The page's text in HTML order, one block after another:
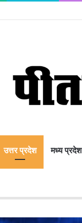
उत्तर प्रदेश मध्य प्रदेश